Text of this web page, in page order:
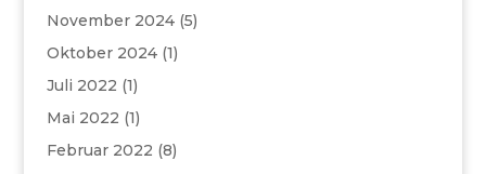
November 2024(5)
Oktober 2024(1)
Juli 2022 (1)
Mai 2022 (1)
Februar 2022 (8)